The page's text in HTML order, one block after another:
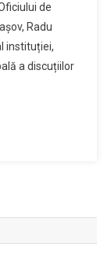
Funciar
Discutate
Cu
Primarii
de
Radu
instituției,
a discuțiilor